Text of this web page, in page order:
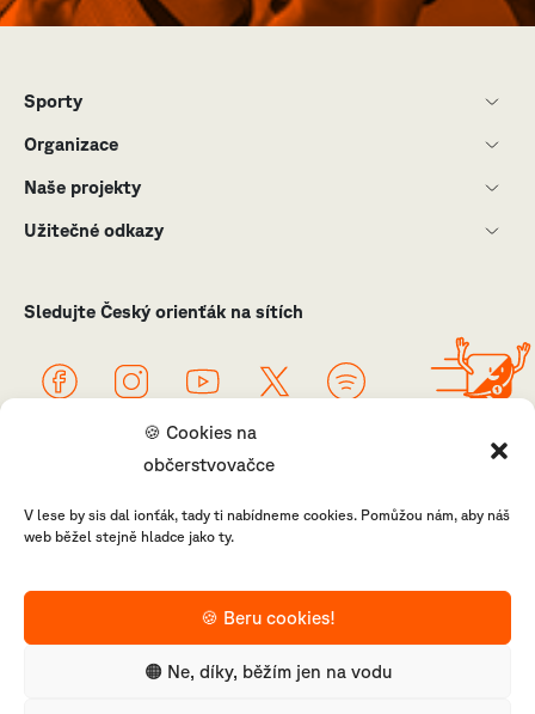
🍪 Cookies na
občerstvovačce
V lese by sis dal ionťák, tady ti nabídneme cookies. Pomůžou nám, aby náš
web běžel stejně hladce jako ty.
🍪 Beru cookies!
🟠 Ne, díky, běžím jen na vodu
Sledujte Český orienťák na sítích
Sporty
Organizace
Naše projekty
Užitečné odkazy